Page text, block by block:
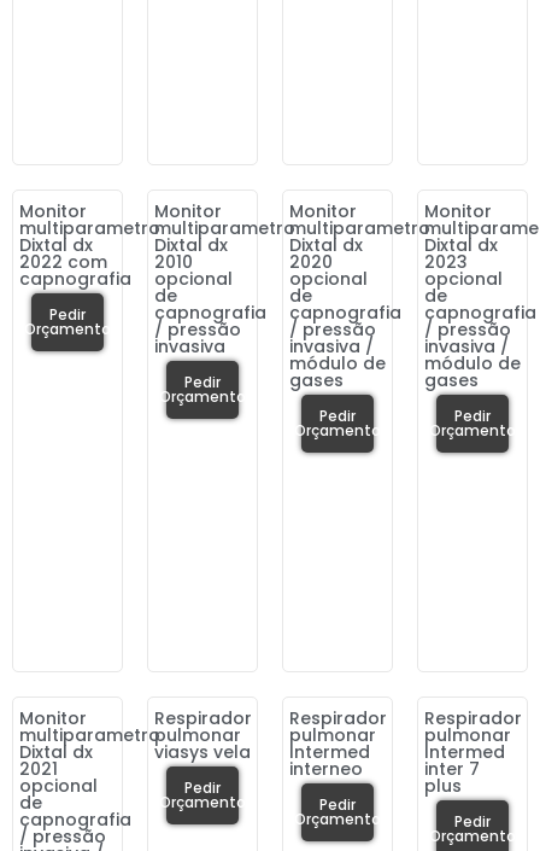
Monitor
multiparametro
Dixtal dx
2022 com
capnografia
Pedir
Orçamento
Monitor
multiparametro
Dixtal dx
2010
opcional
de
capnografia
/ pressão
invasiva
Pedir
Orçamento
Monitor
multiparametro
Dixtal dx
2020
opcional
de
capnografia
/ pressão
invasiva /
módulo de
gases
Pedir
Orçamento
Monitor
Dixtal dx
2023
opcional
de
capnografia
/ pressão
invasiva /
módulo de
gases
Pedir
Orçamento
Monitor
multiparametro
Dixtal dx
2021
opcional
de
capnografia
/ pressão
Respirador
pulmonar
viasys vela
Pedir
Orçamento
Respirador
pulmonar
Intermed
interneo
Pedir
Orçamento
Respirador
pulmonar
Intermed
inter 7
plus
Pedir
Orçamento